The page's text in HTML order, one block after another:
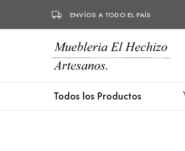
ENVÍOS A TODO EL PAÍS
Mueblería
Hechizo
Muebles
hechos
a
mueblería,
herrería.
Todos los Productos